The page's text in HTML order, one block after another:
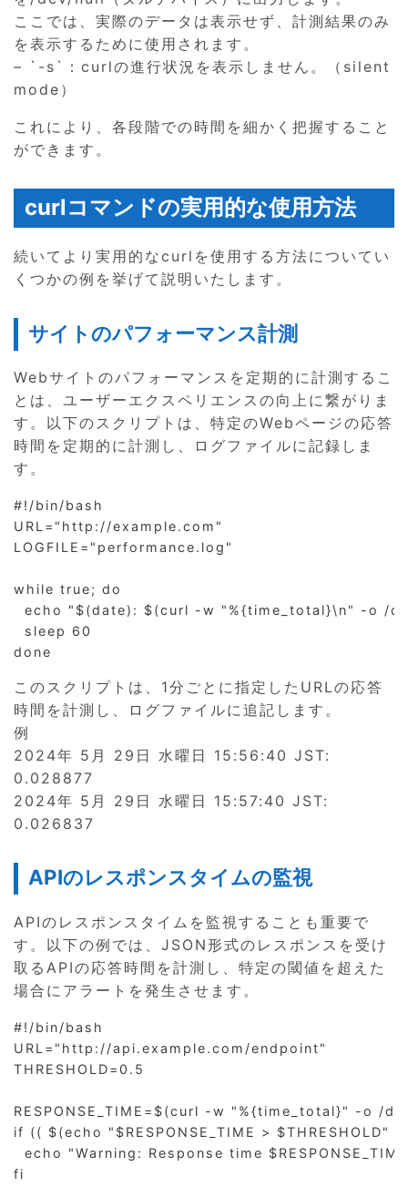
ここでは、実際のデータは表示せず、計測結果のみ
を表示するために使用されます。
– `-s`：curlの進行状況を表示しません。（silent
mode）
これにより、各段階での時間を細かく把握すること
ができます。
curlコマンドの実用的な使用方法
続いてより実用的なcurlを使用する方法についてい
くつかの例を挙げて説明いたします。
サイトのパフォーマンス計測
Webサイトのパフォーマンスを定期的に計測するこ
とは、ユーザーエクスペリエンスの向上に繋がりま
す。以下のスクリプトは、特定のWebページの応答
時間を定期的に計測し、ログファイルに記録しま
す。
#!/bin/bash
URL="http://example.com"
LOGFILE="performance.log"
while true; do
echo "$(date): $(curl -w "%{time_total}\n" -o
  sleep 60
このスクリプトは、1分ごとに指定したURLの応答
時間を計測し、ログファイルに追記します。
例
2024年 5月 29日 水曜日 15:56:40 JST:
0.028877
2024年 5月 29日 水曜日 15:57:40 JST:
0.026837
APIのレスポンスタイムの監視
APIのレスポンスタイムを監視することも重要で
す。以下の例では、JSON形式のレスポンスを受け
取るAPIの応答時間を計測し、特定の閾値を超えた
場合にアラートを発生させます。
#!/bin/bash
URL="http://api.example.com/endpoint"
THRESHOLD=0.5
RESPONSE_TIME=$(curl -w "%{time_total}" -o /
if (( $(echo "$RESPONSE_TIME >
echo "Warning: Response time